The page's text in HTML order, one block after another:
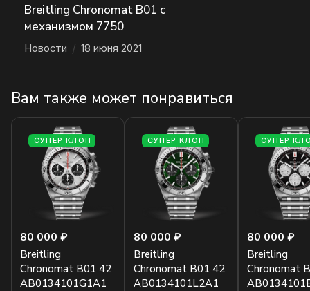
Breitling Chronomat B01 с
механизмом 7750
Новости / 18 июня 2021
Вам также может понравиться
СУПЕР КЛОН
80 000 ₽
Breitling
Chronomat B01 42
AB0134101G1A1
СУПЕР КЛОН
80 000 ₽
Breitling
Chronomat B01 42
AB0134101L2A1
СУПЕР
80 000 ₽
Breitling
Chronomat